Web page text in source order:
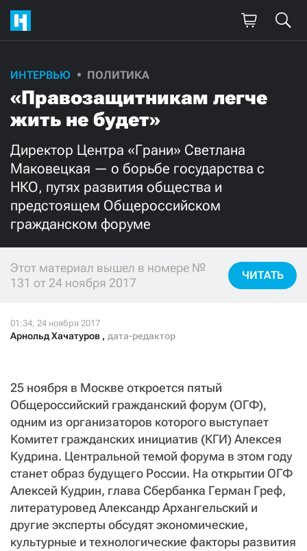
ИНТЕРВЬЮ ПОЛИТИКА
«Правозащитникам легче
жить не будет»
Директор Центра «Грани» Светлана
Маковецкая — о борьбе государства с
НКО, путях развития общества и
предстоящем Общероссийском
гражданском форуме
Этот материал вышел в номере №
131 от 24 ноября 2017
ЧИТАТЬ
Арнольд Хачатуров , дата-редактор
25 ноября в Москве откроется пятый
Общероссийский гражданский форум (ОГФ),
одним из организаторов которого выступает
Комитет гражданских инициатив (КГИ) Алексея
Кудрина. Центральной темой форума в этом году
станет образ будущего России. На открытии ОГФ
Алексей Кудрин, глава Сбербанка Герман Греф,
литературовед Александр Архангельский и
другие эксперты обсудят экономические,
культурные и технологические факторы развития
Поддержите
нашу работу!
Ежемесячно
3000 1000
500 300
Нажимая кнопку «Стать соучастником»,
ПОДЕЛИТЬСЯ С ДРУЗЬЯМИ
+7 (929) 612-03-68